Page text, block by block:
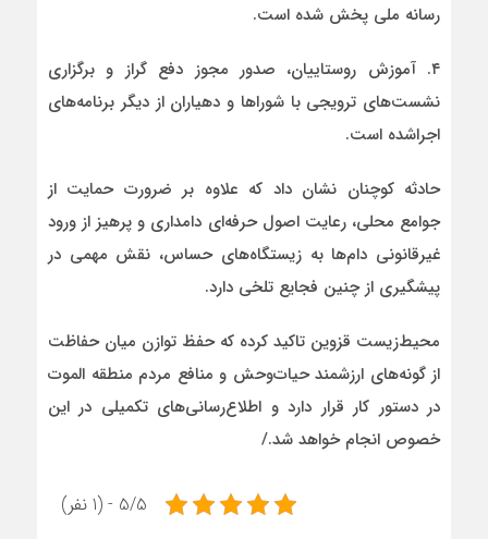
رسانه ملی پخش شده است.
۴. آموزش روستاییان، صدور مجوز دفع گراز و برگزاری
نشست‌های ترویجی با شوراها و دهیاران از دیگر برنامه‌های
اجراشده است.
حادثه کوچنان نشان داد که علاوه بر ضرورت حمایت از
جوامع محلی، رعایت اصول حرفه‌ای دامداری و پرهیز از ورود
غیرقانونی دام‌ها به زیستگاه‌های حساس، نقش مهمی در
پیشگیری از چنین فجایع تلخی دارد.
محیط‌زیست قزوین تاکید کرده که حفظ توازن میان حفاظت
از گونه‌های ارزشمند حیات‌وحش و منافع مردم منطقه الموت
در دستور کار قرار دارد و اطلاع‌رسانی‌های تکمیلی در این
خصوص انجام خواهد شد./
5/5 - (1 نفر)